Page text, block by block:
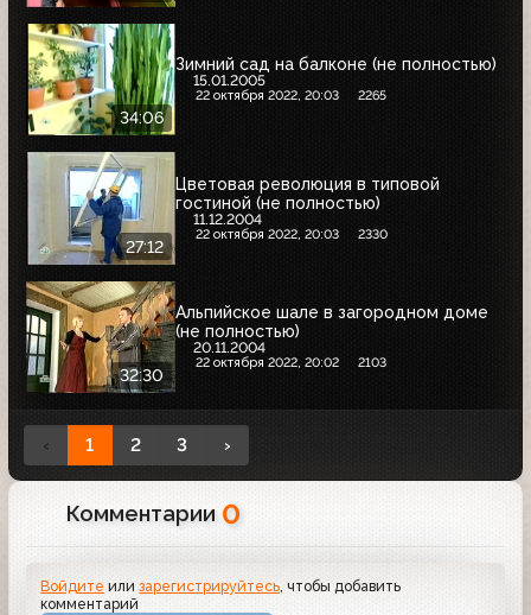
34:06
Зимний сад на балконе (не полностью)
15.01.2005
22 октября 2022, 20:03 2265
27:12
Цветовая революция в типовой
гостиной (не полностью)
11.12.2004
22 октября 2022, 20:03 2330
32:30
Альпийское шале в загородном доме
(не полностью)
20.11.2004
22 октября 2022, 20:02 2103
‹ 1 2 3 ›
Комментарии 0
Войдите илизарегистрируйтесь, чтобы добавить
комментарий